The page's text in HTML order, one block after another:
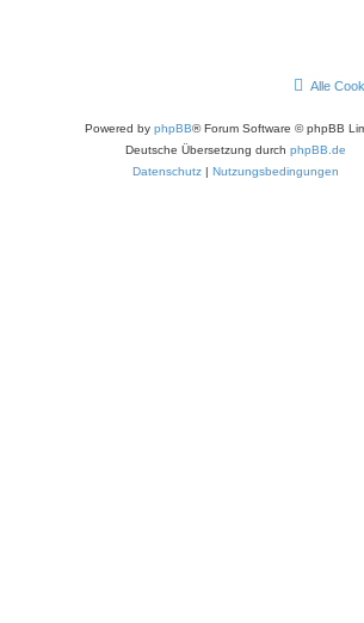
Alle
Powered by phpBB® Forum Software © phpBB
Deutsche Übersetzung durch phpBB.de
Datenschutz | Nutzungsbedingungen